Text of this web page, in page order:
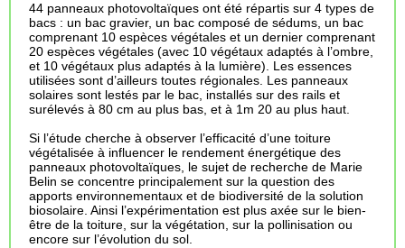
44 panneaux photovoltaïques ont été répartis sur 4 types de
bacs : un bac gravier, un bac composé de sédums, un bac
comprenant 10 espèces végétales et un dernier comprenant
20 espèces végétales (avec 10 végétaux adaptés à l’ombre,
et 10 végétaux plus adaptés à la lumière). Les essences
utilisées sont d’ailleurs toutes régionales. Les panneaux
solaires sont lestés par le bac, installés sur des rails et
surélevés à 80 cm au plus bas, et à 1m 20 au plus haut.
Si l’étude cherche à observer l’efficacité d’une toiture
végétalisée à influencer le rendement énergétique des
panneaux photovoltaïques, le sujet de recherche de Marie
Belin se concentre principalement sur la question des
apports environnementaux et de biodiversité de la solution
biosolaire. Ainsi l’expérimentation est plus axée sur le bien-
être de la toiture, sur la végétation, sur la pollinisation ou
encore sur l’évolution du sol.